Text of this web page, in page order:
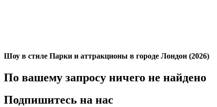
Шоу в стиле Парки и аттракционы в городе Лондон (2026)
По вашему запросу ничего не найдено
Подпишитесь на нас